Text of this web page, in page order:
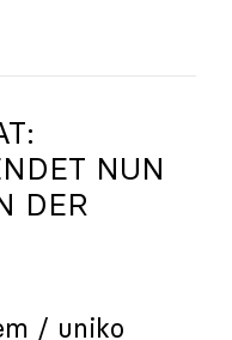
geben
NUN
DER
/ uniko